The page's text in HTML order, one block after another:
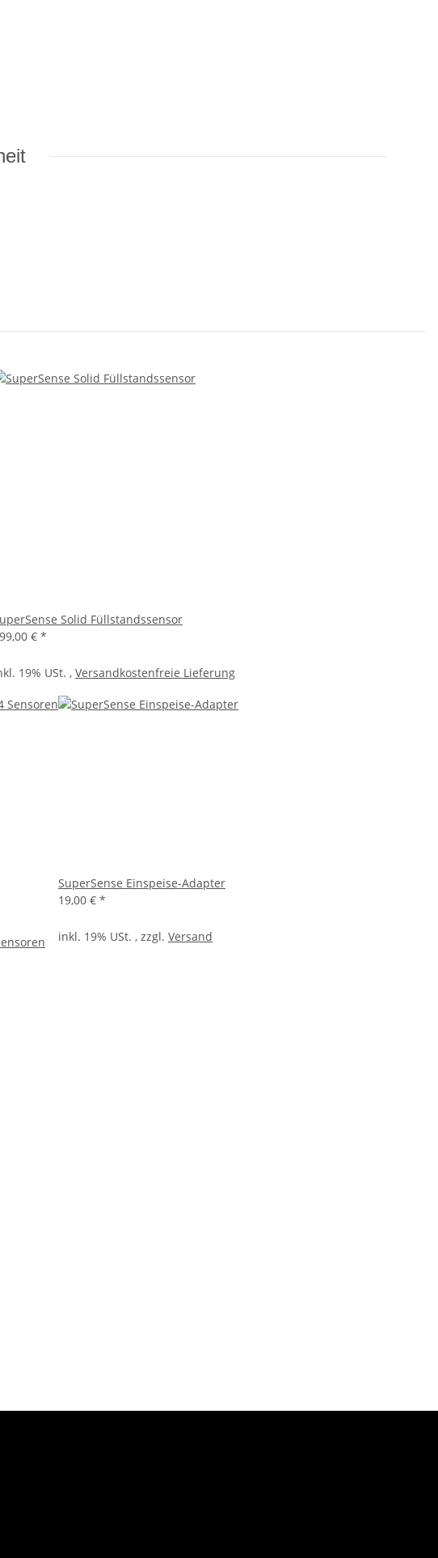
Solid Füllstandssensor
€ *
19% USt. , Versandkostenfreie Lieferung
SuperSense Einspeise-Adapter
19,00 € *
inkl. 19% USt. , zzgl. Versand